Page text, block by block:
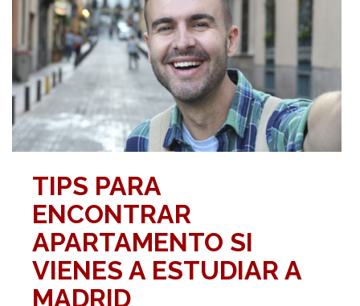
TIPS PARA
ENCONTRAR
APARTAMENTO SI
VIENES A ESTUDIAR A
MADRID